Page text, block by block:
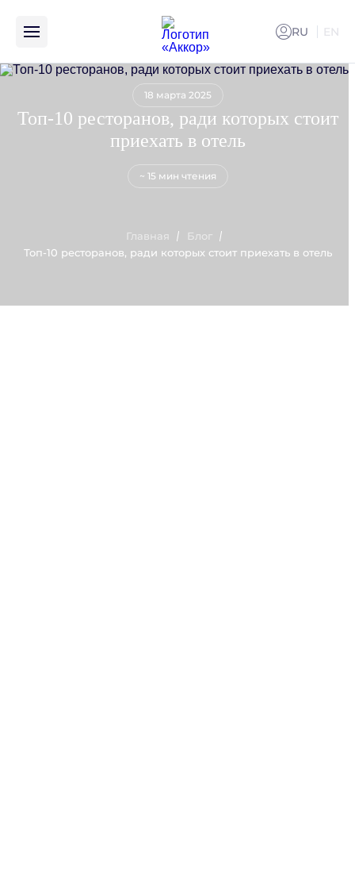
RU EN
18 марта 2025
Топ-10 ресторанов, ради которых стоит
приехать в отель
~ 15 мин чтения
Главная
Блог
Топ-10 ресторанов, ради которых стоит приехать в отель